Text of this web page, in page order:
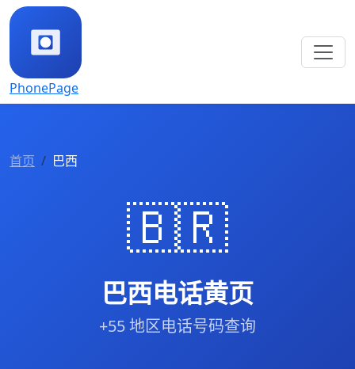
PhonePage
首页 巴西
🇧🇷
巴西电话黄页
+55 地区电话号码查询